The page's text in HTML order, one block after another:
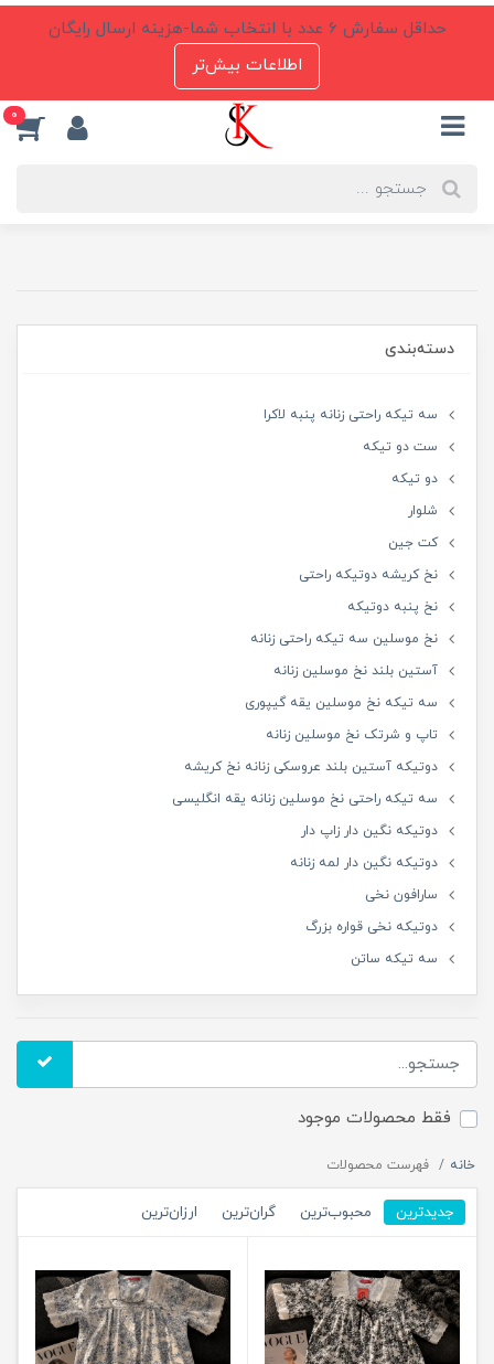
حداقل سفارش 6 عدد با انتخاب شما-هزینه ارسال رایگان
اطلاعات بیش‌تر
0
دسته‌بندی
سه تیکه راحتی زنانه پنبه لاکرا
ست دو تیکه
دو تیکه
شلوار
کت جین
نخ کریشه دوتیکه راحتی
نخ پنبه دوتیکه
نخ موسلین سه تیکه راحتی زنانه
آستین بلند نخ موسلین زنانه
سه تیکه نخ موسلین یقه گیپوری
تاپ و شرتک نخ موسلین زنانه
دوتیکه آستین بلند عروسکی زنانه نخ کریشه
سه تیکه راحتی نخ موسلین زنانه یقه انگلیسی
دوتیکه نگین دار زاپ دار
دوتیکه نگین دار لمه زنانه
سارافون نخی
دوتیکه نخی قواره بزرگ
سه تیکه ساتن
فقط محصولات موجود
خانه فهرست محصولات
جدیدترین محبوب‌ترین گران‌ترین ارزان‌ترین